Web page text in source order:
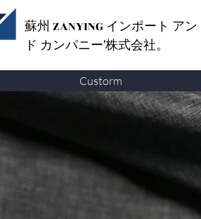
蘇州 ZANYING インポート ア
ド カンパニー'株式会社。
Custorm